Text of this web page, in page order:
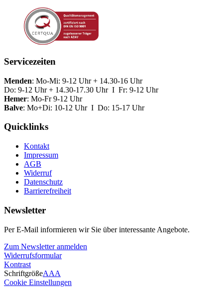
Servicezeiten
Menden: Mo-Mi: 9-12 Uhr + 14.30-16 Uhr
Do: 9-12 Uhr + 14.30-17.30 Uhr I Fr: 9-12 Uhr
Hemer: Mo-Fr 9-12 Uhr
Balve: Mo+Di: 10-12 Uhr I Do: 15-17 Uhr
Quicklinks
Kontakt
Impressum
AGB
Widerruf
Datenschutz
Barrierefreiheit
Newsletter
Per E-Mail informieren wir Sie über interessante Angebote.
Zum Newsletter anmelden
Widerrufsformular
Kontrast
SchriftgrößeAAA
Cookie Einstellungen